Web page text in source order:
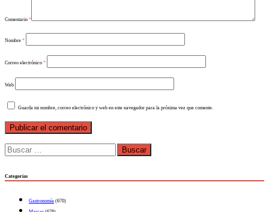
Comentario *
Nombre *
Correo electrónico *
Web
Guarda mi nombre, correo electrónico y web en este navegador para la próxima vez que comente.
Buscar:
Categorías
Gastronomía (670)